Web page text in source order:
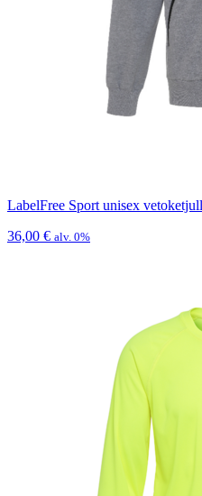
LabelFree Sport unisex
36,00 € alv. 0%